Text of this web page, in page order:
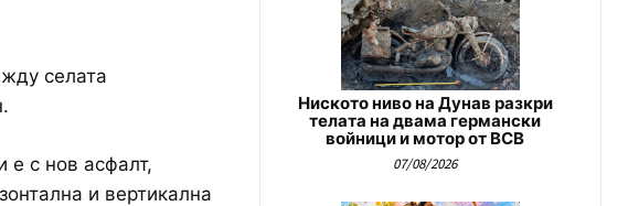
селата
е с нов асфалт,
и вертикална
Ниското ниво на Дунав разкри
телата на двама германски
войници и мотор от ВСВ
07/08/2026